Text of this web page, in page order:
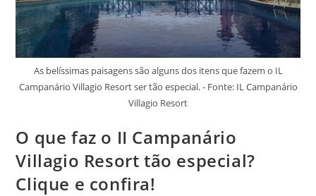
As belíssimas paisagens são alguns dos itens que fazem o IL
Campanário Villagio Resort ser tão especial. - Fonte: IL Campanário
Villagio Resort
O que faz o II Campanário
Villagio Resort tão especial?
Clique e confira!